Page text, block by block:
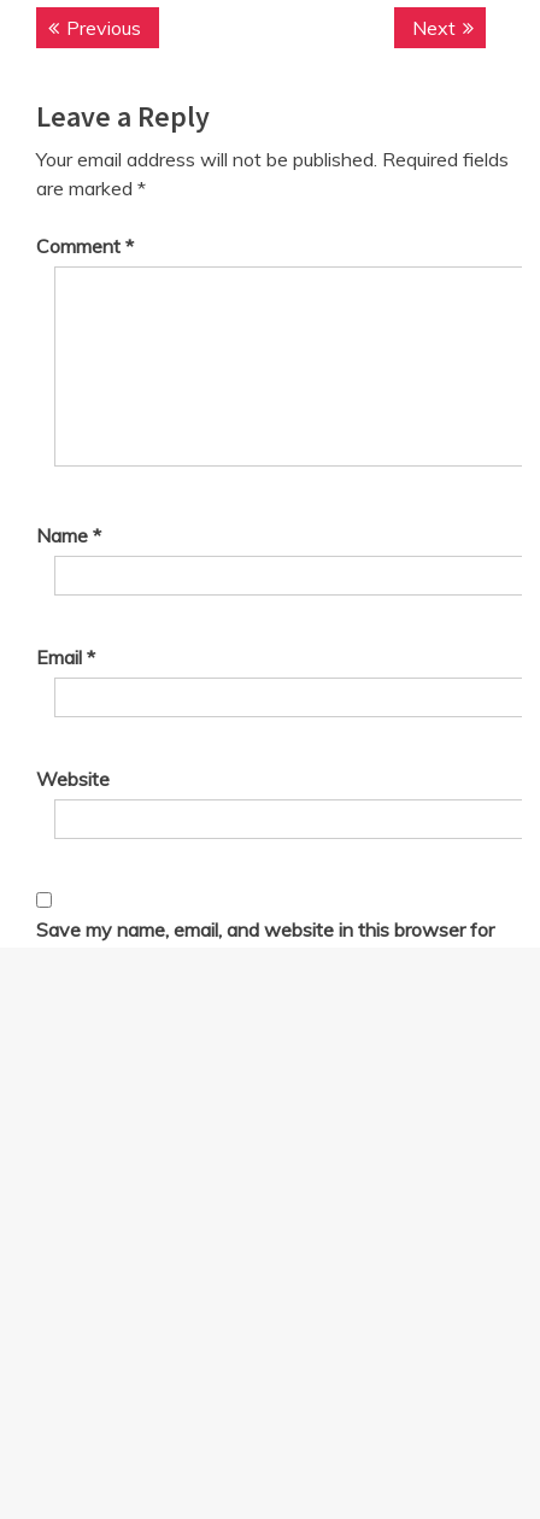
Post
Previous
post:
NextNext
post:
Leave a Reply
Your email address will not be published. Required fields
are marked *
Comment *
Name *
Email *
Website
Save my name, email, and website in this browser for